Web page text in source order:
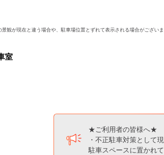
景観が現在と違う場合や、駐車場位置とずれて表示される場合がござい
室
★ご利用者の皆様へ★
・不正駐車対策として
駐車スペースに置かれ